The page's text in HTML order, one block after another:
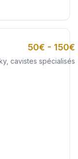
50€ - 150€
cavistes spécialisés